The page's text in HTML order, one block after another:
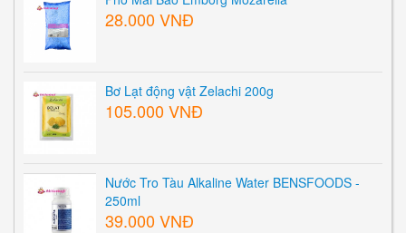
28.000 VNĐ
Bơ Lạt động vật Zelachi 200g
105.000 VNĐ
Nước Tro Tàu Alkaline Water BENSFOODS -
250ml
39.000 VNĐ